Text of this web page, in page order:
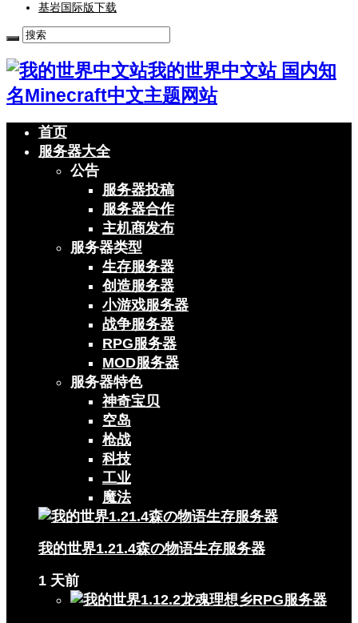
基岩国际版下载
我的世界中文站 国内知
名Minecraft中文主题网站
首页
服务器大全
公告
服务器投稿
服务器合作
主机商发布
服务器类型
生存服务器
创造服务器
小游戏服务器
战争服务器
RPG服务器
MOD服务器
服务器特色
神奇宝贝
空岛
枪战
科技
工业
魔法
我的世界1.21.4森の物语生存服务器
1 天前